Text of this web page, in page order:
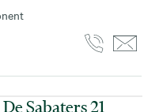
Sabaters 21